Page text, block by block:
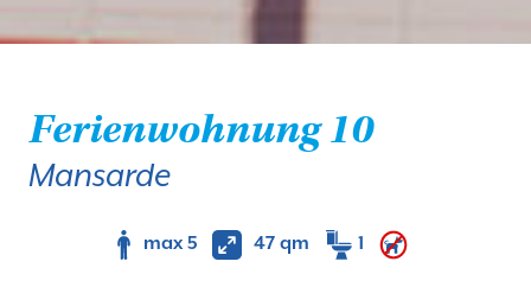
Ferienwohnung 10
Mansarde
max 5 47 qm 1